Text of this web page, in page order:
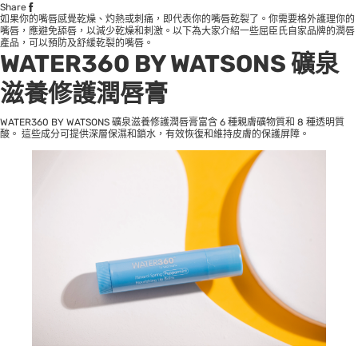
Share
如果你的嘴唇感覺乾燥、灼熱或刺痛，即代表你的嘴唇乾裂了。你需要格外護理你的
嘴唇，應避免舔唇，以減少乾燥和刺激。以下為大家介紹一些屈臣氏自家品牌的潤唇
產品，可以預防及舒緩乾裂的嘴唇。
WATER360 BY WATSONS 礦泉
滋養修護潤唇膏
WATER360 BY WATSONS 礦泉滋養修護潤唇膏富含 6 種親膚礦物質和 8 種透明質
酸。 這些成分可提供深層保濕和鎖水，有效恢復和維持皮膚的保護屏障。